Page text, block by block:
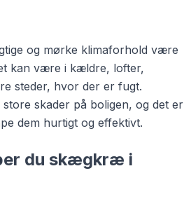
og mørke klimaforhold være
kan være i kældre, lofter,
steder, hvor der er fugt.
skader på boligen, og det er
dem hurtigt og effektivt.
du skægkræ i